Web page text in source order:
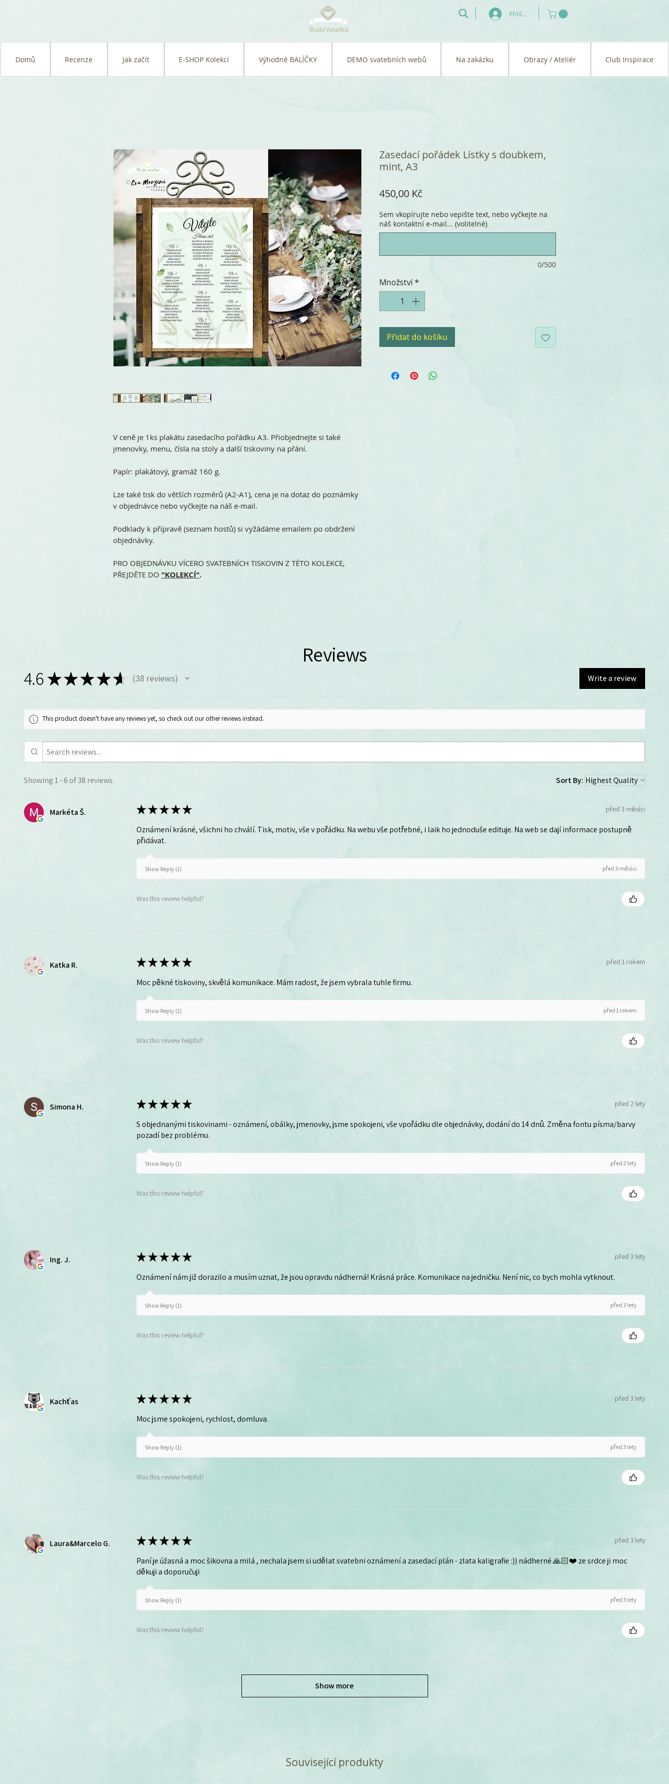
Přihlásit se
Domů Recenze Jak začít E-SHOP Kolekcí Výhodné BALÍČKY DEMO svatebních webů Na zakázku Obrazy / Ateliér Club Inspirace
V ceně je 1ks plakátu zasedacího pořádku A3. Přiobjednejte si také
jmenovky, menu, čísla na stoly a další tiskoviny na přání.
Papír: plakátový, gramáž 160 g.
Lze také tisk do větších rozměrů (A2-A1), cena je na dotaz do poznámky
v objednávce nebo vyčkejte na náš e-mail.
Podklady k přípravě (seznam hostů) si vyžádáme emailem po obdržení
objednávky.
PRO OBJEDNÁVKU VÍCERO SVATEBNÍCH TISKOVIN Z TÉTO KOLEKCE,
PŘEJDĚTE DO "KOLEKCÍ".
Zasedací pořádek Lístky s doubkem,
mint, A3
450,00 Kč
Sem vkopírujte nebo vepište text, nebo vyčkejte na
náš kontaktní e-mail... (volitelné)
0/500
Množství*
Přidat do košíku
Reviews
4.6 ★★★★★ 38 reviews
38 Write a review
This product doesn't have any reviews yet, so check out our other reviews instead.
Showing 1 - 6 of 38 reviews. Sort By:
Markéta Š. ★★★★★ před 3 měsíci
Oznámení krásné, všichni ho chválí. Tisk, motiv, vše v pořádku. Na webu vše potřebné, i laik ho jednoduše edituje. Na web se dají informace postupně
přidávat.
Show Reply (1) před 3 měsíci
Was this review helpful?
Katka R. ★★★★★ před 1 rokem
Moc pěkné tiskoviny, skvělá komunikace. Mám radost, že jsem vybrala tuhle firmu.
Show Reply (1) před 1 rokem
Was this review helpful?
Simona H. ★★★★★ před 2 lety
S objednanými tiskovinami - oznámení, obálky, jmenovky, jsme spokojeni, vše vpořádku dle objednávky, dodání do 14 dnů. Změna fontu písma/barvy
pozadí bez problému.
Show Reply (1) před 2 lety
Was this review helpful?
Ing. J. ★★★★★ před 3 lety
Oznámení nám již dorazilo a musím uznat, že jsou opravdu nádherná! Krásná práce. Komunikace na jedničku. Není nic, co bych mohla vytknout.
Show Reply (1) před 3 lety
Was this review helpful?
Kachťas ★★★★★ před 3 lety
Moc jsme spokojeni, rychlost, domluva.
Show Reply (1) před 3 lety
Was this review helpful?
Laura&Marcelo G. ★★★★★ před 3 lety
Paní je úžasná a moc šikovna a milá , nechala jsem si udělat svatebni oznámení a zasedací plán - zlata kaligrafie :)) nádherné 🙏🏻❤️ ze srdce ji moc
děkuji a doporučuji
Show Reply (1) před 3 lety
Was this review helpful?
Show more
Související produkty